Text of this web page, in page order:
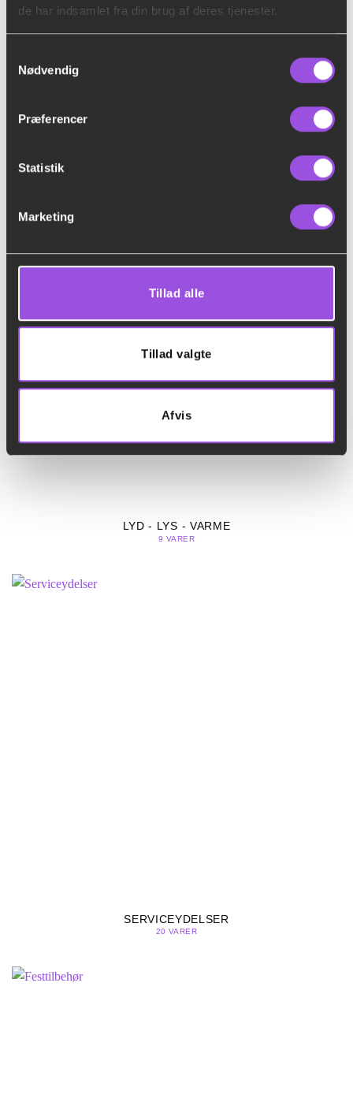
de har indsamlet fra din brug af deres tjenester.
Nødvendig
Præferencer
Statistik
Marketing
Tillad alle
Tillad valgte
Afvis
LYD - LYS - VARME
9 VARER
SERVICEYDELSER
20 VARER